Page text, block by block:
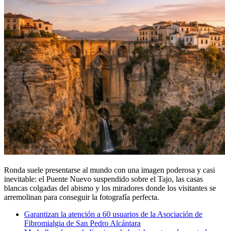
Ronda suele presentarse al mundo con una imagen poderosa y casi
inevitable: el Puente Nuevo suspendido sobre el Tajo, las casas
blancas colgadas del abismo y los miradores donde los visitantes se
arremolinan para conseguir la fotografía perfecta.
Garantizan la atención a 60 usuarios de la Asociación de
Fibromialgia de San Pedro Alcántara